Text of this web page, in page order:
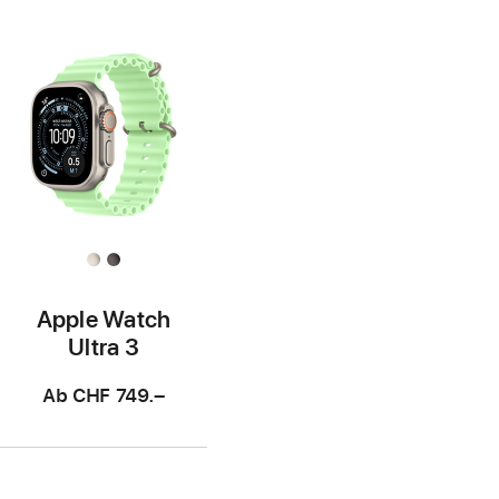
Apple Watch
Ultra 3
Ab CHF 749.–